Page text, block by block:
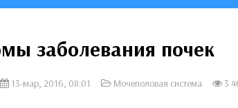
заболевания почек
13-мар, 2016, 08:01 Мочеполовая система 3